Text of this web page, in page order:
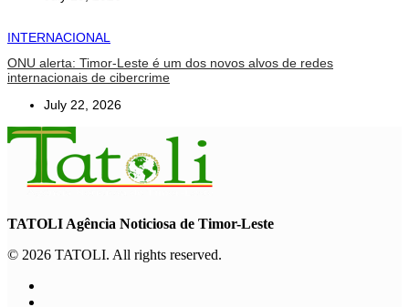
INTERNACIONAL
ONU alerta: Timor-Leste é um dos novos alvos de redes
internacionais de cibercrime
July 22, 2026
TATOLI Agência Noticiosa de Timor-Leste
© 2026 TATOLI. All rights reserved.